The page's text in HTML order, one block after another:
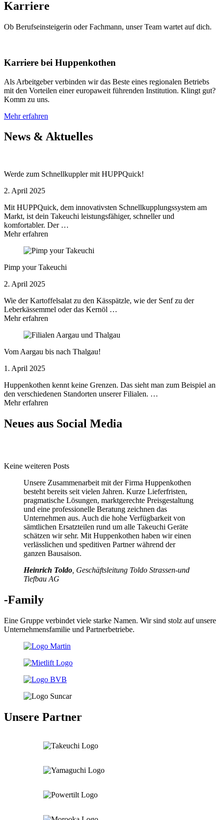
Karriere
Ob Berufseinsteigerin oder Fachmann, unser Team wartet auf dich.
Karriere bei Huppenkothen
Als Arbeitgeber verbinden wir das Beste eines regionalen Betriebs
mit den Vorteilen einer europaweit führenden Institution. Klingt gut?
Komm zu uns.
Mehr erfahren
News & Aktuelles
Werde zum Schnellkuppler mit HUPPQuick!
2. April 2025
Mit HUPPQuick, dem innovativsten Schnell­kupplungs­system am
Markt, ist dein Takeuchi leistungsfähiger, schneller und
komfortabler. Der …
Mehr erfahren
Pimp your Takeuchi
2. April 2025
Wie der Kartoffelsalat zu den Kässpätzle, wie der Senf zu der
Leberkässemmel oder das Kernöl …
Mehr erfahren
Vom Aargau bis nach Thalgau!
1. April 2025
Huppenkothen kennt keine Grenzen. Das sieht man zum Beispiel an
den verschiedenen Standorten unserer Filialen. …
Mehr erfahren
Neues aus Social Media
Keine weiteren Posts
Unsere Zusammenarbeit mit der Firma Huppenkothen
besteht bereits seit vielen Jahren. Kurze Lieferfristen,
pragmatische Lösungen, marktgerechte Preisgestaltung
und eine professionelle Beratung zeichnen das
Unternehmen aus. Auch die hohe Verfügbarkeit von
sämtlichen Ersatzteilen rund um alle Takeuchi Geräte
schätzen wir sehr. Mit Huppenkothen haben wir einen
verlässlichen und speditiven Partner während der
ganzen Bausaison.
Heinrich Toldo , Geschäftsleitung Toldo Strassen-und
Tiefbau AG
-Family
Eine Gruppe verbindet viele starke Namen. Wir sind stolz auf unsere
Unternehmensfamilie und Partnerbetriebe.
Unsere Partner